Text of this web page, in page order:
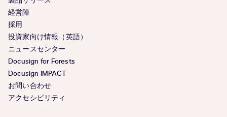
経営陣
採用
投資家向け情報（英語）
ニュースセンター
Docusign for Forests
Docusign IMPACT
お問い合わせ
アクセシビリティ